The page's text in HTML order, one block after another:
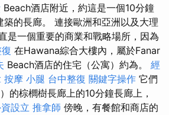
Beach酒店附近，約這是一個10分鐘
的長廊。 連接歐洲和亞洲以及大理
是一個重要的商業和戰略場所，因為
在Hawana綜合大樓內，屬於Fanar
Beach酒店的住宅（公寓）約為。 經
按摩 小腿 台中整復 關鍵字操作 它們
的棕櫚樹長廊上的10分鐘長廊上，
設立 推拿師 傍晚，有餐館和商店的